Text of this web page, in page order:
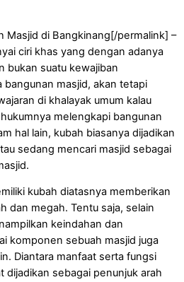
Masjid di Bangkinang[/permalink] –
ciri khas yang dengan adanya
bukan suatu kewajiban
masjid, akan tetapi
di khalayak umum kalau
melengkapi bangunan
hal lain, kubah biasanya dijadikan
sedang mencari masjid sebagai
kubah diatasnya memberikan
dan megah. Tentu saja, selain
keindahan dan
komponen sebuah masjid juga
Diantara manfaat serta fungsi
dijadikan sebagai penunjuk arah